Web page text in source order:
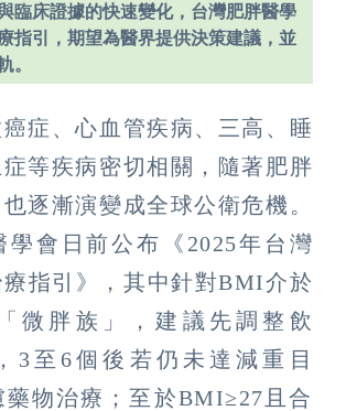
臨床證據的快速變化，台灣肥胖醫學
指引，期望為醫界提供決策建議，並
。
症、心血管疾病、三高、睡
等疾病密切相關，隨著肥胖
逐漸演變成全球公衛危機。
學會日前公布《2025年台灣
指引》，其中針對BMI介於
微胖族」，建議先調整飲
3至6個後若仍未達減重目
藥物治療；至於BMI≥27且合